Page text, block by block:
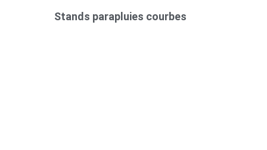
Stands parapluies courbes